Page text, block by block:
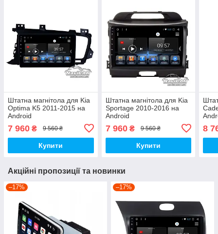
Штатна магнітола для Kia
Optima K5 2011-2015 на
Android
7 960 ₴ 9 560 ₴
Купити
Штатна магнітола для Kia
Sportage 2010-2016 на
Android
7 960₴ 9 560 ₴
Купити
8
Акційні пропозиції та новинки
–17% –17%